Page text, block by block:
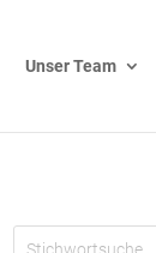
Unser Team